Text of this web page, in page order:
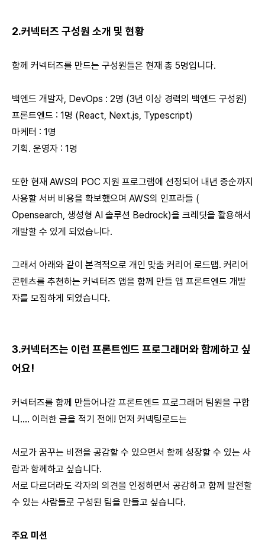
2.커넥터즈 구성원 소개 및 현황
함께 커넥터즈를 만드는 구성원들은 현재 총 5명입니다.
백엔드 개발자, DevOps : 2명 (3년 이상 경력의 백엔드 구성원)
프론트엔드 : 1명 (React, Next.js, Typescript)
마케터 : 1명
기획. 운영자 : 1명
또한 현재 AWS의 POC 지원 프로그램에 선정되어 내년 중순까지
사용할 서버 비용을 확보했으며 AWS의 인프라들 (
Opensearch, 생성형 AI 솔루션 Bedrock)을 크레딧을 활용해서
개발할 수 있게 되었습니다.
그래서 아래와 같이 본격적으로 개인 맞춤 커리어 로드맵. 커리어
콘텐츠를 추천하는 커넥터즈 앱을 함께 만들 앱 프론트엔드 개발
자를 모집하게 되었습니다.
3.커넥터즈는 이런 프론트엔드 프로그래머와 함께하고 싶
어요!
커넥터즈를 함께 만들어나갈 프론트엔드 프로그래머 팀원을 구합
니.... 이러한 글을 적기 전에! 먼저 커넥팅로드는
서로가 꿈꾸는 비전을 공감할 수 있으면서 함께 성장할 수 있는 사
람과 함께하고 싶습니다.
서로 다르더라도 각자의 의견을 인정하면서 공감하고 함께 발전할
수 있는 사람들로 구성된 팀을 만들고 싶습니다. ​
주요 미션